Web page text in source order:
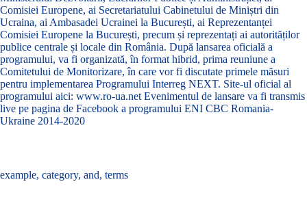
Comisiei Europene, ai Secretariatului Cabinetului de Miniștri din
Ucraina, ai Ambasadei Ucrainei la București, ai Reprezentanței
Comisiei Europene la București, precum și reprezentați ai autorităților
publice centrale și locale din România. După lansarea oficială a
programului, va fi organizată, în format hibrid, prima reuniune a
Comitetului de Monitorizare, în care vor fi discutate primele măsuri
pentru implementarea Programului Interreg NEXT. Site-ul oficial al
programului aici: www.ro-ua.net Evenimentul de lansare va fi transmis
live pe pagina de Facebook a programului ENI CBC Romania-
Ukraine 2014-2020
example, category, and, terms